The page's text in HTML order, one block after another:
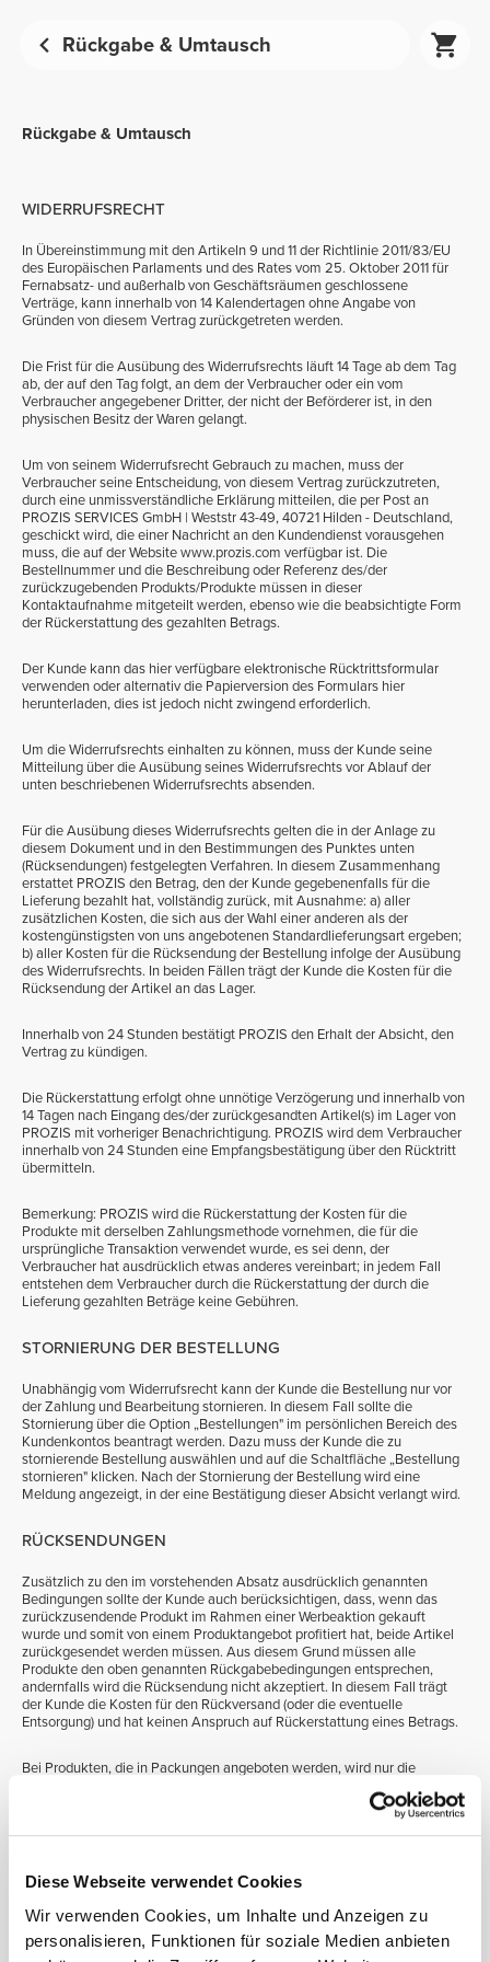
Diese Webseite verwendet Cookies
Wir verwenden Cookies, um Inhalte und Anzeigen zu
personalisieren, Funktionen für soziale Medien anbieten
Rückgabe & Umtausch
Rückgabe & Umtausch
WIDERRUFSRECHT
In Übereinstimmung mit den Artikeln 9 und 11 der Richtlinie 2011/83/EU
des Europäischen Parlaments und des Rates vom 25. Oktober 2011 für
Fernabsatz- und außerhalb von Geschäftsräumen geschlossene
Verträge, kann innerhalb von 14 Kalendertagen ohne Angabe von
Gründen von diesem Vertrag zurückgetreten werden.
Die Frist für die Ausübung des Widerrufsrechts läuft 14 Tage ab dem Tag
ab, der auf den Tag folgt, an dem der Verbraucher oder ein vom
Verbraucher angegebener Dritter, der nicht der Beförderer ist, in den
physischen Besitz der Waren gelangt.
Um von seinem Widerrufsrecht Gebrauch zu machen, muss der
Verbraucher seine Entscheidung, von diesem Vertrag zurückzutreten,
durch eine unmissverständliche Erklärung mitteilen, die per Post an
PROZIS SERVICES GmbH | Weststr 43-49, 40721 Hilden - Deutschland,
geschickt wird, die einer Nachricht an den Kundendienst vorausgehen
muss, die auf der Website www.prozis.com verfügbar ist. Die
Bestellnummer und die Beschreibung oder Referenz des/der
zurückzugebenden Produkts/Produkte müssen in dieser
Kontaktaufnahme mitgeteilt werden, ebenso wie die beabsichtigte Form
der Rückerstattung des gezahlten Betrags.
Der Kunde kann das hierverfügbare elektronische Rücktrittsformular
verwenden oder alternativ die Papierversion des Formulars hier
herunterladen, dies ist jedoch nicht zwingend erforderlich.
Um die Widerrufsrechts einhalten zu können, muss der Kunde seine
Mitteilung über die Ausübung seines Widerrufsrechts vor Ablauf der
unten beschriebenen Widerrufsrechts absenden.
Für die Ausübung dieses Widerrufsrechts gelten die in der Anlage zu
diesem Dokument und in den Bestimmungen des Punktes unten
(Rücksendungen) festgelegten Verfahren. In diesem Zusammenhang
erstattet PROZIS den Betrag, den der Kunde gegebenenfalls für die
Lieferung bezahlt hat, vollständig zurück, mit Ausnahme: a) aller
zusätzlichen Kosten, die sich aus der Wahl einer anderen als der
kostengünstigsten von uns angebotenen Standardlieferungsart ergeben;
b) aller Kosten für die Rücksendung der Bestellung infolge der Ausübung
des Widerrufsrechts. In beiden Fällen trägt der Kunde die Kosten für die
Rücksendung der Artikel an das Lager.
Innerhalb von 24 Stunden bestätigt PROZIS den Erhalt der Absicht, den
Vertrag zu kündigen.
Die Rückerstattung erfolgt ohne unnötige Verzögerung und innerhalb von
14 Tagen nach Eingang des/der zurückgesandten Artikel(s) im Lager von
PROZIS mit vorheriger Benachrichtigung. PROZIS wird dem Verbraucher
innerhalb von 24 Stunden eine Empfangsbestätigung über den Rücktritt
übermitteln.
Bemerkung: PROZIS wird die Rückerstattung der Kosten für die
Produkte mit derselben Zahlungsmethode vornehmen, die für die
ursprüngliche Transaktion verwendet wurde, es sei denn, der
Verbraucher hat ausdrücklich etwas anderes vereinbart; in jedem Fall
entstehen dem Verbraucher durch die Rückerstattung der durch die
Lieferung gezahlten Beträge keine Gebühren.
STORNIERUNG DER BESTELLUNG
Unabhängig vom Widerrufsrecht kann der Kunde die Bestellung nur vor
der Zahlung und Bearbeitung stornieren. In diesem Fall sollte die
Stornierung über die Option „Bestellungen" im persönlichen Bereich des
Kundenkontos beantragt werden. Dazu muss der Kunde die zu
stornierende Bestellung auswählen und auf die Schaltfläche „Bestellung
stornieren" klicken. Nach der Stornierung der Bestellung wird eine
Meldung angezeigt, in der eine Bestätigung dieser Absicht verlangt wird.
RÜCKSENDUNGEN
Zusätzlich zu den im vorstehenden Absatz ausdrücklich genannten
Bedingungen sollte der Kunde auch berücksichtigen, dass, wenn das
zurückzusendende Produkt im Rahmen einer Werbeaktion gekauft
wurde und somit von einem Produktangebot profitiert hat, beide Artikel
zurückgesendet werden müssen. Aus diesem Grund müssen alle
Produkte den oben genannten Rückgabebedingungen entsprechen,
andernfalls wird die Rücksendung nicht akzeptiert. In diesem Fall trägt
der Kunde die Kosten für den Rückversand (oder die eventuelle
Entsorgung) und hat keinen Anspruch auf Rückerstattung eines Betrags.
Bei Produkten, die in Packungen angeboten werden, wird nur die
Produkt, das zu einer Packung gehört, zurückgegeben werden soll,
zurückgegeben werden. Alle Produkte müssen den oben genannten
PROZIS SERVICES GmbH
Weststr 43-49, 40721 Hilden - Deutschland